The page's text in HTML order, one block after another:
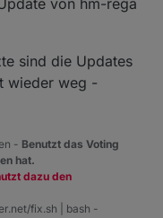
von hm-rega
sind die Updates
wieder weg -
- Benutzt das Voting
hat.
dazu den
fix.sh | bash -